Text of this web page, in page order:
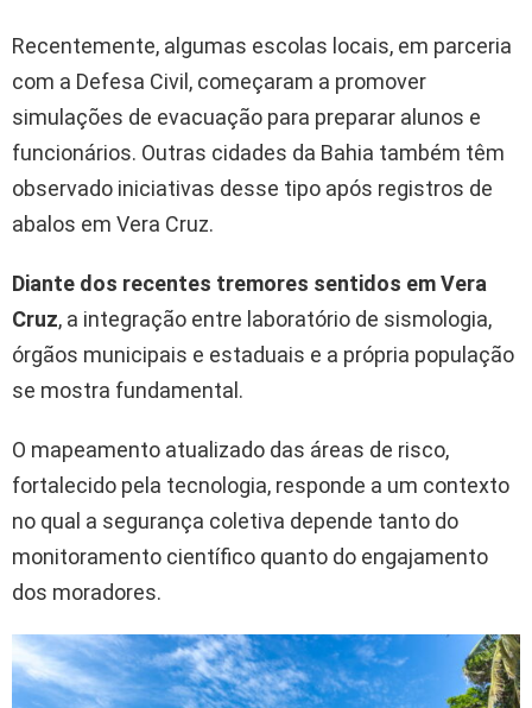
Recentemente, algumas escolas locais, em parceria
com a Defesa Civil, começaram a promover
simulações de evacuação para preparar alunos e
funcionários. Outras cidades da Bahia também têm
observado iniciativas desse tipo após registros de
abalos em Vera Cruz.
Diante dos recentes tremores sentidos em Vera
Cruz, a integração entre laboratório de sismologia,
órgãos municipais e estaduais e a própria população
se mostra fundamental.
O mapeamento atualizado das áreas de risco,
fortalecido pela tecnologia, responde a um contexto
no qual a segurança coletiva depende tanto do
monitoramento científico quanto do engajamento
dos moradores.